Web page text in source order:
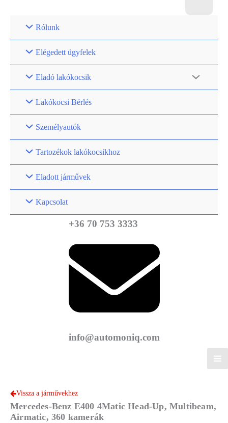
Rólunk
Elégedett ügyfelek
Eladó lakókocsik
Lakókocsi Bérlés
Személyautók
Tartozékok lakókocsikhoz
Eladott járművek
Kapcsolat
+36 70 753 3333
info@automoniq.com
Vissza a járművekhez
Mercedes-Benz E400 4Matic Head-Up, Multibeam,
Airmatic, 360 kamerák